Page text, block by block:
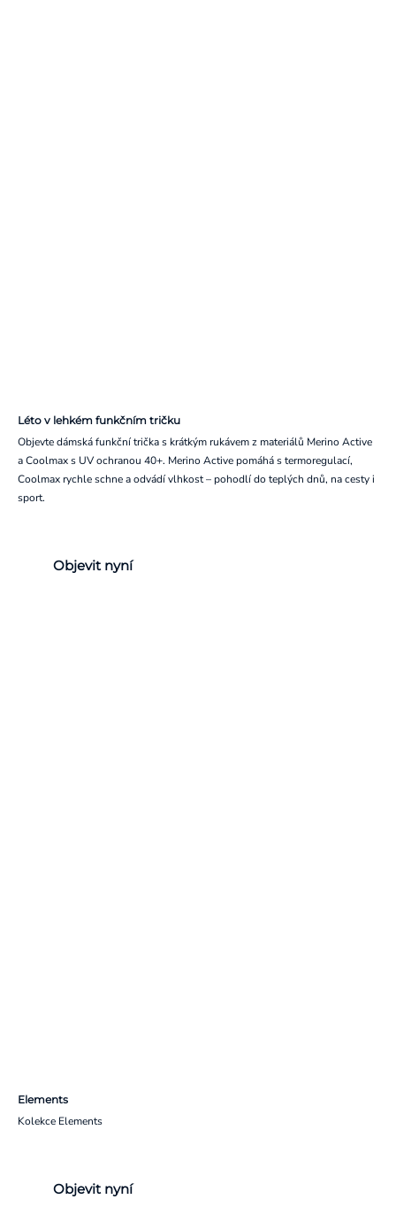
Léto v lehkém funkčním tričku
Objevte dámská funkční trička s krátkým rukávem z materiálů Merino Active
a Coolmax s UV ochranou 40+. Merino Active pomáhá s termoregulací,
Coolmax rychle schne a odvádí vlhkost – pohodlí do teplých dnů, na cesty i
sport.
Objevit nyní
Elements
Kolekce Elements
Objevit nyní